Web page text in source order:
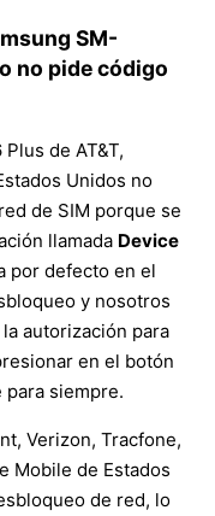
SM-
no pide código
de AT&T,
Unidos no
de SIM porque se
llamada Device
por defecto en el
y nosotros
autorización para
en el botón
siempre.
Verizon, Tracfone,
Mobile de Estados
de red, lo